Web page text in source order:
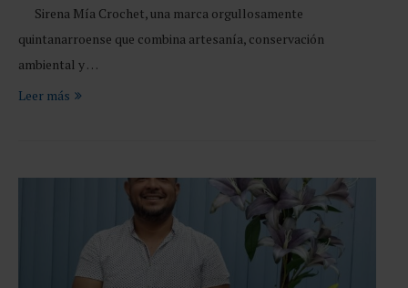
Sirena Mía Crochet, una marca orgullosamente
quintanarroense que combina artesanía, conservación
ambiental y …
Leer más